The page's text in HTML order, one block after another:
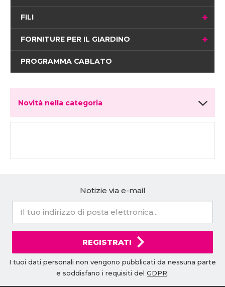
FILI
FORNITURE PER IL GIARDINO
PROGRAMMA CABLATO
Novità nella categoria
Notizie via e-mail
REGISTRATI
I tuoi dati personali non vengono pubblicati da nessuna parte
e soddisfano i requisiti del GDPR.